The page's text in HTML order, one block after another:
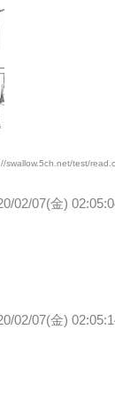
swallow.5ch.net/test/
02/07(金)
02/07(金)